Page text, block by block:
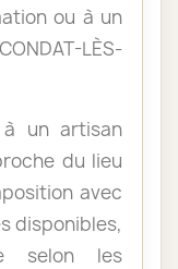
ou à un
LÈS-
un artisan
du lieu
avec
disponibles,
selon les